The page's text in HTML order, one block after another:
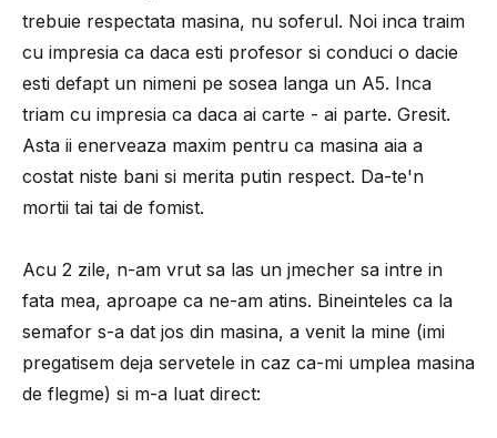
trebuie respectata masina, nu soferul. Noi inca traim
cu impresia ca daca esti profesor si conduci o dacie
esti defapt un nimeni pe sosea langa un A5. Inca
triam cu impresia ca daca ai carte - ai parte. Gresit.
Asta ii enerveaza maxim pentru ca masina aia a
costat niste bani si merita putin respect. Da-te'n
mortii tai tai de fomist.
Acu 2 zile, n-am vrut sa las un jmecher sa intre in
fata mea, aproape ca ne-am atins. Bineinteles ca la
semafor s-a dat jos din masina, a venit la mine (imi
pregatisem deja servetele in caz ca-mi umplea masina
de flegme) si m-a luat direct: